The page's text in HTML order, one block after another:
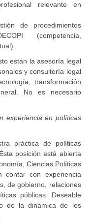
relevante en
de procedimientos
(competencia,
están la asesoría legal
y consultoría legal
transformación
No es necesario
experiencia en políticas
práctica de políticas
Ésta posición está abierta
Ciencias Políticas
contar con experiencia
de gobierno, relaciones
públicas. Deseable
de la dinámica de los